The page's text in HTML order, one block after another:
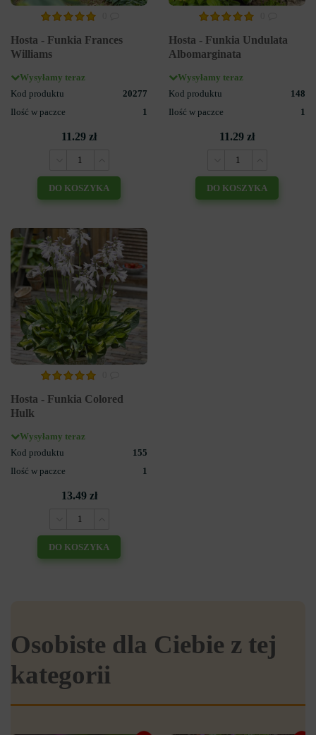
Hosta - Funkia Frances
Williams
Wysyłamy teraz
Kod produktu
20277
Ilość w paczce
1
11.29 zł
DO KOSZYKA
Hosta - Funkia Undulata
Albomarginata
Wysyłamy teraz
Kod produktu
148
Ilość w paczce
1
11.29 zł
DO KOSZYKA
Hosta - Funkia Colored
Hulk
Wysyłamy teraz
Kod produktu
155
Ilość w paczce
1
13.49 zł
DO KOSZYKA
Osobiste dla Ciebie z tej
kategorii